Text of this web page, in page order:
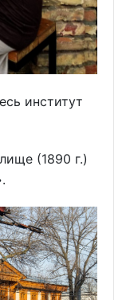
институт
(1890 г.)